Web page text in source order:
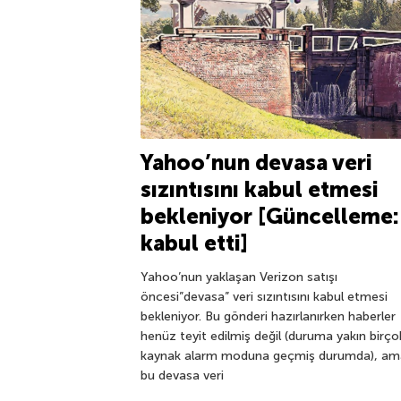
Yahoo’nun devasa veri
sızıntısını kabul etmesi
bekleniyor [Güncelleme:
kabul etti]
Yahoo’nun yaklaşan Verizon satışı
öncesi”devasa” veri sızıntısını kabul etmesi
bekleniyor. Bu gönderi hazırlanırken haberler
henüz teyit edilmiş değil (duruma yakın
kaynak alarm moduna geçmiş durumda),
bu devasa veri